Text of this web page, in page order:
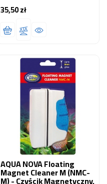
35,50 złCena
AQUA NOVA Floating
Magnet Cleaner M (NMC-